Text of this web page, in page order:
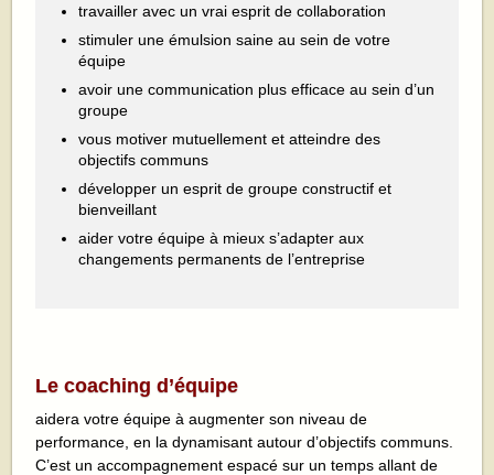
travailler avec un vrai esprit de collaboration
stimuler une émulsion saine au sein de votre
équipe
avoir une communication plus efficace au sein d’un
groupe
vous motiver mutuellement et atteindre des
objectifs communs
développer un esprit de groupe constructif et
bienveillant
aider votre équipe à mieux s’adapter aux
changements permanents de l’entreprise
Le coaching d’équipe
aidera votre équipe à augmenter son niveau de
performance, en la dynamisant autour d’objectifs communs.
C’est un accompagnement espacé sur un temps allant de